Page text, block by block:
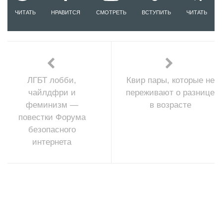
ЧИТАТЬ НРАВИТСЯ СМОТРЕТЬ ВСТУПИТЬ ЧИТАТЬ
ЛГБТ лобби,
чайлдфри и
феминизм —
повестки Форума
безопасного
интернета
Квир пары, которые не
переживают о разнице
в возрасте